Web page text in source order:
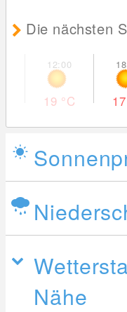
Die nächsten
19 °C 17
Nähe